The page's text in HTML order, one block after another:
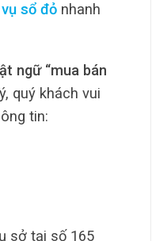
sổ đỏ nhanh
ngữ “mua bán
quý khách vui
tin:
sở tại số 165